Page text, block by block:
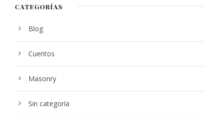
CATEGORÍAS
Blog
Cuentos
Masonry
Sin categoría